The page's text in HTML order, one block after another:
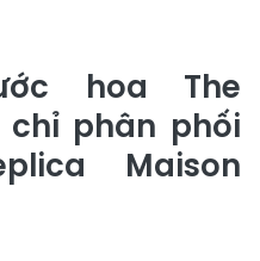
hoa The
chỉ phân phối
Maison